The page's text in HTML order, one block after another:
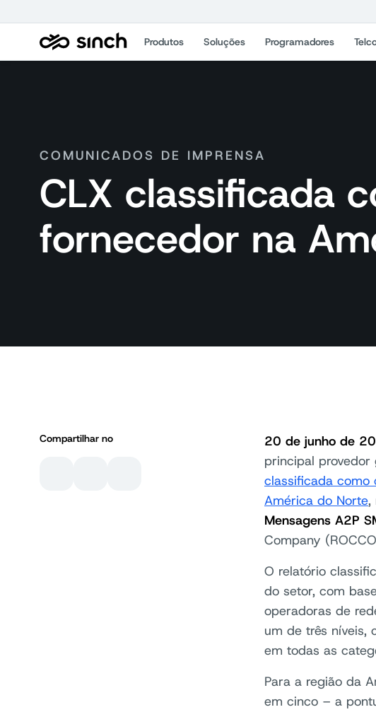
Produtos Soluções Programadores
COMUNICADOS DE IMPRENSA
CLX classificada
fornecedor na
Compartilhar no 20 de junho de
principal provedor
classificada como
América do Norte,
Mensagens A2P
Company
O relatório
do setor, com
operadoras de
um de três níveis,
em todas as
Para a região da
em cinco – a